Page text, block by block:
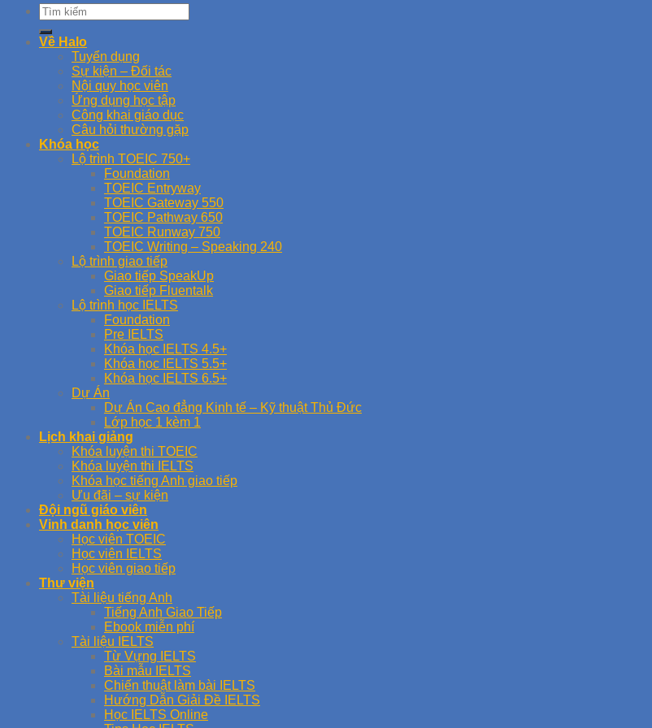
Về Halo
Tuyển dụng
Sự kiện – Đối tác
Nội quy học viên
Ứng dụng học tập
Công khai giáo dục
Câu hỏi thường gặp
Khóa học
Lộ trình TOEIC 750+
Foundation
TOEIC Entryway
TOEIC Gateway 550
TOEIC Pathway 650
TOEIC Runway 750
TOEIC Writing – Speaking 240
Lộ trình giao tiếp
Giao tiếp SpeakUp
Giao tiếp Fluentalk
Lộ trình học IELTS
Foundation
Pre IELTS
Khóa học IELTS 4.5+
Khóa học IELTS 5.5+
Khóa học IELTS 6.5+
Dự Án
Dự Án Cao đẳng Kinh tế – Kỹ thuật Thủ Đức
Lớp học 1 kèm 1
Lịch khai giảng
Khóa luyện thi TOEIC
Khóa luyện thi IELTS
Khóa học tiếng Anh giao tiếp
Ưu đãi – sự kiện
Đội ngũ giáo viên
Vinh danh học viên
Học viên TOEIC
Học viên IELTS
Học viên giao tiếp
Thư viện
Tài liệu tiếng Anh
Tiếng Anh Giao Tiếp
Ebook miễn phí
Tài liệu IELTS
Từ Vựng IELTS
Bài mẫu IELTS
Chiến thuật làm bài IELTS
Hướng Dẫn Giải Đề IELTS
Học IELTS Online